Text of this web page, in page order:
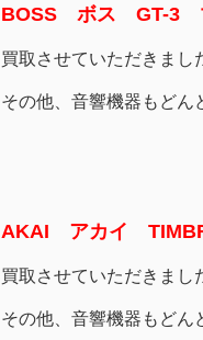
BOSS ボス GT-3
買取させていただきまし
その他、音響機器もどん
AKAI アカイ
買取させていただきまし
その他、音響機器もどん